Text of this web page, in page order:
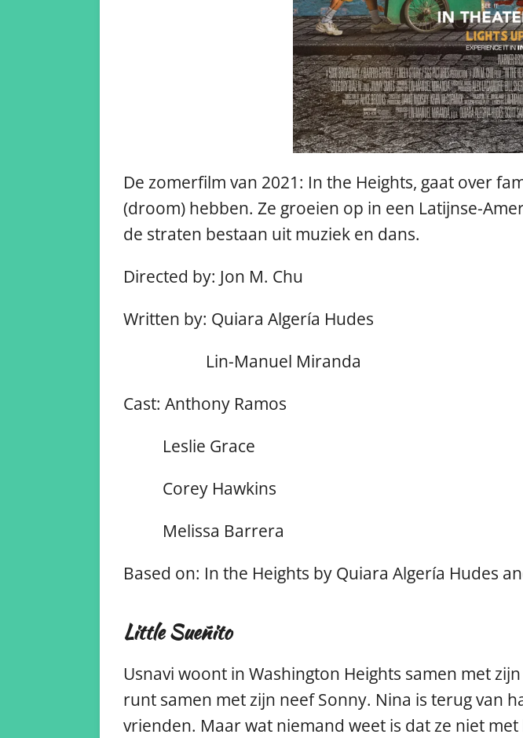
De zomerfilm van 2021: In the Heights, gaat over
(droom) hebben. Ze groeien op in een Latijnse-
de straten bestaan uit muziek en dans.
Directed by: Jon M. Chu
Written by: Quiara Algería Hudes
Lin-Manuel Miranda
Cast: Anthony Ramos
Leslie Grace
Corey Hawkins
Melissa Barrera
Based on: In the Heights by Quiara Algería Hudes
Little Sueñito
Usnavi woont in Washington Heights samen met
runt samen met zijn neef Sonny. Nina is terug van
vrienden. Maar wat niemand weet is dat ze niet